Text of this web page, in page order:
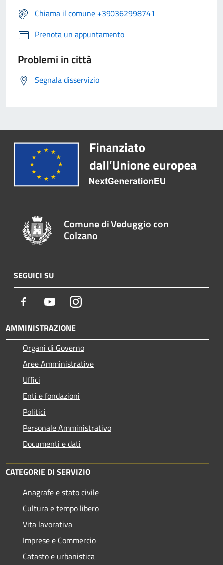
Chiama il comune +390362998741
Prenota un appuntamento
Problemi in città
Segnala disservizio
Comune di Veduggio con
Colzano
SEGUICI SU
Facebook YoutubeInstagram
AMMINISTRAZIONE
Organi di Governo
Aree Amministrative
Uffici
Enti e fondazioni
Politici
Personale Amministrativo
Documenti e dati
CATEGORIE DI SERVIZIO
Anagrafe e stato civile
Cultura e tempo libero
Vita lavorativa
Imprese e Commercio
Catasto e urbanistica